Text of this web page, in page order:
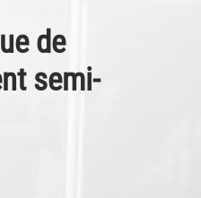
de
semi-